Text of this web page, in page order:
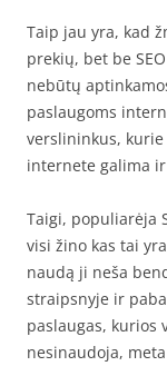
Taip jau yra, kad
prekių, bet be
nebūtų
paslaugoms
verslininkus,
internete galima
Taigi, populiarėja
visi žino kas tai
naudą ji neša
straipsnyje ir
paslaugas, kurios
nesinaudoja,